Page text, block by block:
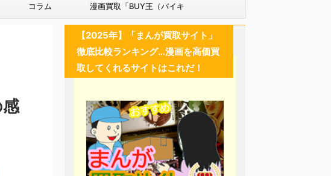
タバレあり）
コラム 漫画買取「BUY王（バイキ
ング）」
【2025年】「まんが買取サイト」
徹底比較ランキング…漫画を高価買
取してくれるサイトはこれだ！